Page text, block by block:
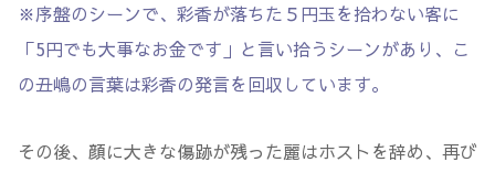
※序盤のシーンで、彩香が落ちた５円玉を拾わない客に
「5円でも大事なお金です」と言い拾うシーンがあり、こ
の丑嶋の言葉は彩香の発言を回収しています。
その後、顔に大きな傷跡が残った麗はホストを辞め、再び